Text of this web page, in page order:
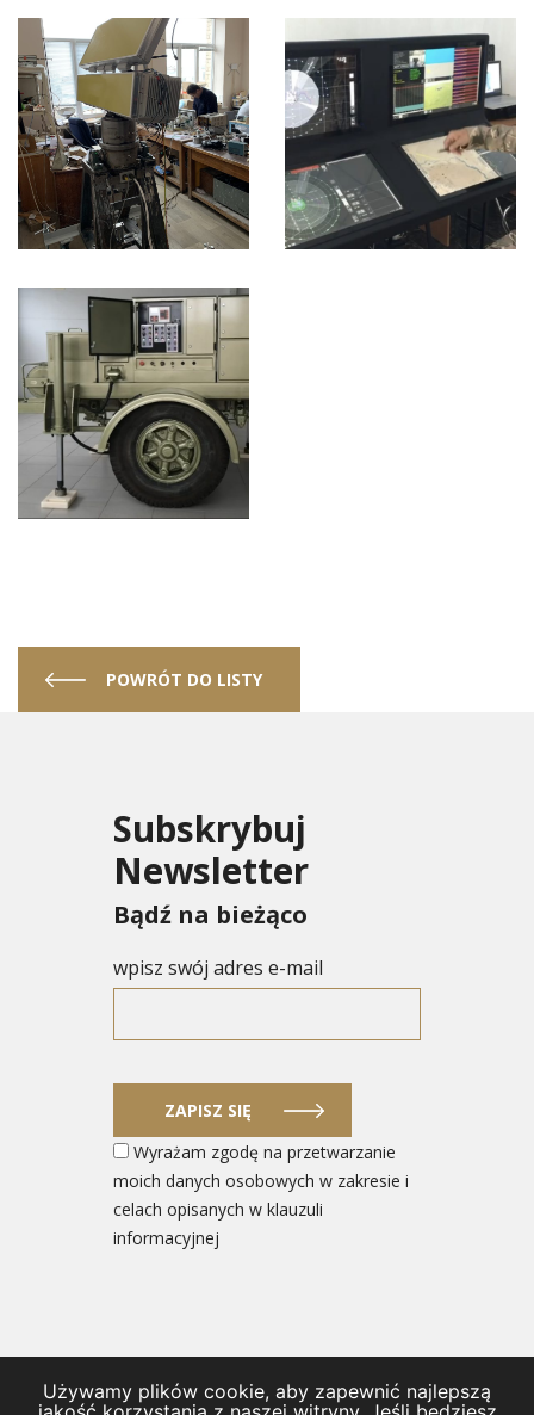
POWRÓT DO LISTY
Subskrybuj
Newsletter
Bądź na bieżąco
wpisz swój adres e-mail
ZAPISZ SIĘ
Wyrażam zgodę na przetwarzanie
moich danych osobowych w zakresie i
celach opisanych w klauzuli
informacyjnej
© 2026 Ministerstwo Rozwoju i Technologii
Używamy plików cookie, aby zapewnić najlepszą